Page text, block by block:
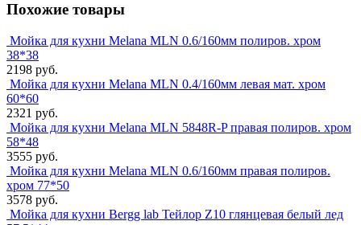
Похожие товары
Мойка для кухни Melana MLN 0.6/160мм полиров. хром
38*38
2198 руб.
Мойка для кухни Melana MLN 0.4/160мм левая мат. хром
60*60
2321 руб.
Мойка для кухни Melana MLN 5848R-P правая полиров. хром
58*48
3555 руб.
Мойка для кухни Melana MLN 0.6/160мм правая полиров.
хром 77*50
3578 руб.
Мойка для кухни Bergg lab Тейлор Z10 глянцевая белый лед